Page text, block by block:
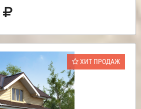
ХИТ ПРОДАЖ